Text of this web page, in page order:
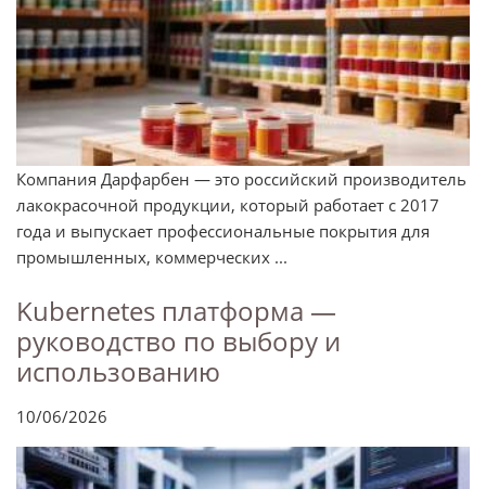
Компания Дарфарбен — это российский производитель
лакокрасочной продукции, который работает с 2017
года и выпускает профессиональные покрытия для
промышленных, коммерческих ...
Kubernetes платформа —
руководство по выбору и
использованию
10/06/2026